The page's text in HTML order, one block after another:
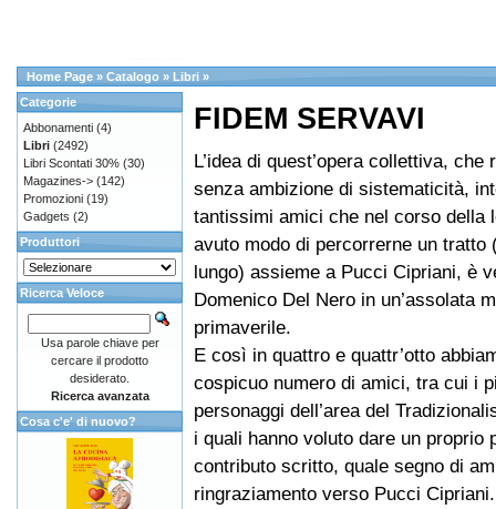
Home Page » Catalogo » Libri »
FIDEM SERVAVI
L’idea di quest’opera collettiva, che
senza ambizione di sistematicità,
tantissimi amici che nel corso della
avuto modo di percorrerne un tratto
lungo) assieme a Pucci Cipriani, è
Domenico Del Nero in un’assolata
primaverile.
E così in quattro e quattr’otto
cospicuo numero di amici, tra cui i
personaggi dell’area del
i quali hanno voluto dare un proprio
contributo scritto, quale segno di
ringraziamento verso Pucci Cipriani.
Categorie
Abbonamenti (4)
Libri (2492)
Libri Scontati 30% (30)
Magazines-> (142)
Promozioni (19)
Gadgets (2)
Produttori
Ricerca Veloce
Usa parole chiave per
cercare il prodotto
desiderato.
Ricerca avanzata
Cosa c'e' di nuovo?